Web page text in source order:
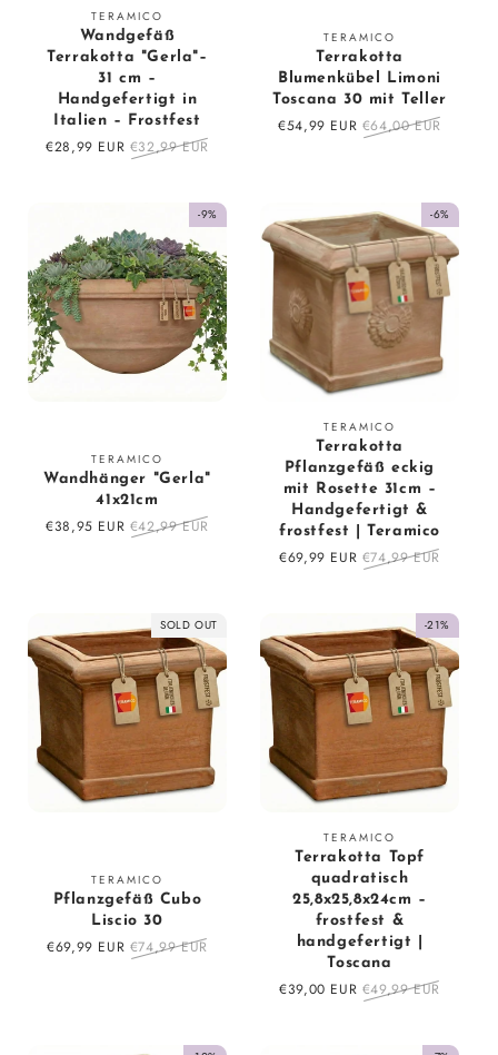
Vendor:
TERAMICO
Wandgefäß
Terrakotta "Gerla"–
31 cm –
Handgefertigt in
Italien – Frostfest
Sale
€28,99 EUR Regular
€32,99 EUR
Vendor:
TERAMICO
Terrakotta
Blumenkübel Limoni
Toscana 30 mit Teller
Sale
€54,99 EUR Regular
€64,00 EUR
-9%
Vendor:
TERAMICO
Wandhänger "Gerla"
41x21cm
Sale
€38,95 EUR Regular
€42,99 EUR
-6%
Vendor:
TERAMICO
Terrakotta
Pflanzgefäß eckig
mit Rosette 31cm –
Handgefertigt &
frostfest | Teramico
Sale
€69,99 EUR Regular
€74,99 EUR
SOLD OUT
Vendor:
TERAMICO
Pflanzgefäß Cubo
Liscio 30
Sale
€69,99 EUR Regular
€74,99 EUR
-21%
Vendor:
TERAMICO
Terrakotta Topf
quadratisch
25,8x25,8x24cm –
frostfest &
handgefertigt |
Toscana
Sale
€39,00 EUR Regular
€49,99 EUR